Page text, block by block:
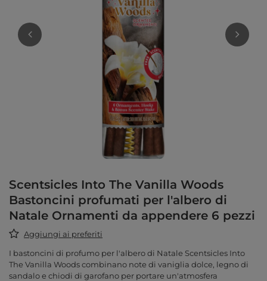
Scentsicles Into The Vanilla Woods
Bastoncini profumati per l'albero di
Natale Ornamenti da appendere 6 pezzi
Aggiungi ai preferiti
I bastoncini di profumo per l'albero di Natale Scentsicles Into
The Vanilla Woods combinano note di vaniglia dolce, legno di
sandalo e chiodi di garofano per portare un'atmosfera